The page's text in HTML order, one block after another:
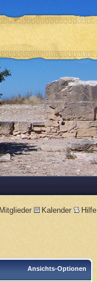
Mitglieder Kalender Hilfe
Ansichts-Optionen